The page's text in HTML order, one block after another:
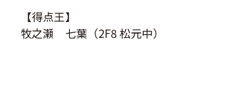
【得点王】
牧之瀬 七葉（2F8 松元中）